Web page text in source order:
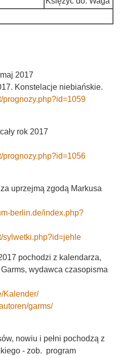
2017
Konstelacje niebiańskie.
prognozy.php?id=1059
rok 2017
prognozy.php?id=1056
uprzejmą zgodą Markusa
berlin.de/index.php?
sylwetki.php?id=jehle
pochodzi z kalendarza,
wydawca czasopisma
Kalender/
garms/
nowiu i pełni pochodzą z
- zob. program